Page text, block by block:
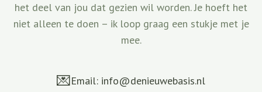
het deel van jou dat gezien wil worden. Je hoeft het
niet alleen te doen – ik loop graag een stukje met je
mee.
💌Email: info@denieuwebasis.nl